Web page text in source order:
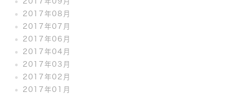
2017年08月
2017年07月
2017年06月
2017年04月
2017年03月
2017年02月
2017年01月